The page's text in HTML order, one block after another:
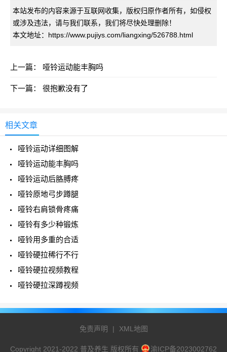
本站发布的内容来源于互联网收集，版权归原作者所有，如侵权
或涉及违法，请与我们联系，我们将尽快处理删除！
本文地址：https://www.pujiys.com/liangxing/526788.html
上一篇： 哑铃运动能丰胸吗
下一篇： 很抱歉没有了
相关文章
哑铃运动详细图解
哑铃运动能丰胸吗
哑铃运动后胳膊疼
哑铃原地弓步蹲腿
哑铃右肩锁骨疼痛
哑铃有多少种锻炼
哑铃用多重的合适
哑铃硬拉稀行不行
哑铃硬拉视频教程
哑铃硬拉深蹲视频
免责声明 | XML地图
Copyright 2021-2022 普及养生 版权所有 渝ICP备2023002762